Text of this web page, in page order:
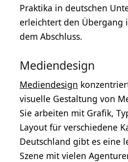
Praktika in deutschen
erleichtert den Übergang
dem Abschluss.
Mediendesign
Mediendesign
visuelle Gestaltung von
Sie arbeiten mit Grafik,
Layout für verschiedene
Deutschland gibt es eine
Szene mit vielen